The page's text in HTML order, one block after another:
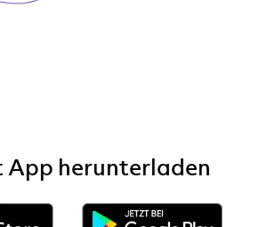
herunterladen